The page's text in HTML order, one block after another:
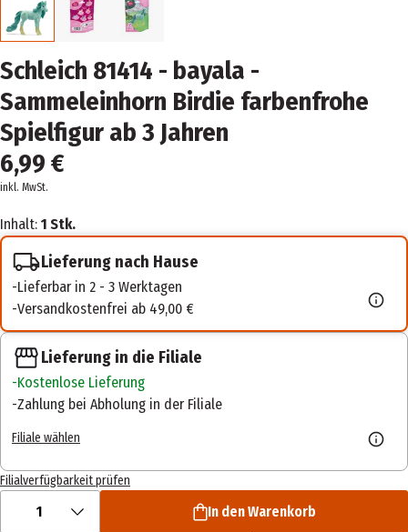
Schleich 81414 - bayala -
Sammeleinhorn Birdie farbenfrohe
Spielfigur ab 3 Jahren
6,99 €
inkl. MwSt.
Inhalt: 1 Stk.
Lieferung nach Hause
Lieferbar in 2 - 3 Werktagen
Versandkostenfrei ab 49,00 €
Lieferung in die Filiale
Kostenlose Lieferung
Zahlung bei Abholung in der Filiale
Filiale wählen
Filialverfügbarkeit prüfen
1 In den Warenkorb